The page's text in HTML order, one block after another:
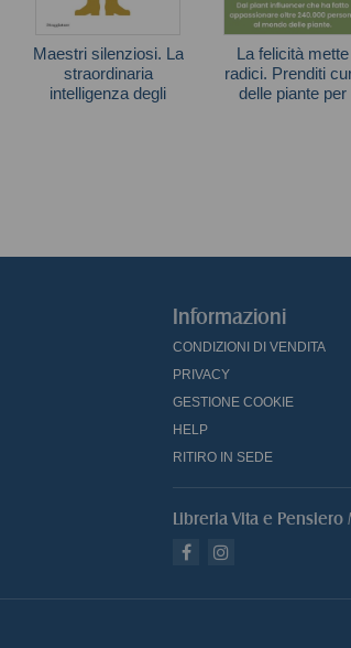
Maestri silenziosi. La
straordinaria
intelligenza degli
La felicità mette
radici. Prenditi
delle piante per
Informazioni
CONDIZIONI DI VENDITA
PRIVACY
GESTIONE COOKIE
HELP
RITIRO IN SEDE
Libreria Vita e Pensiero